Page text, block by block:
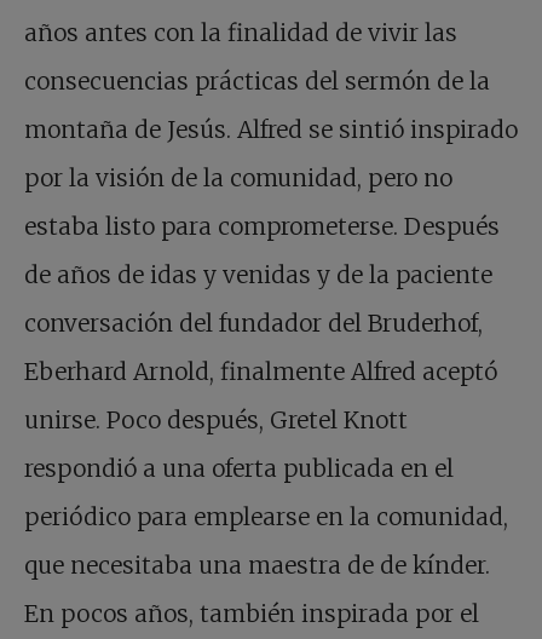
años antes con la finalidad de vivir las
consecuencias prácticas del sermón de la
montaña de Jesús. Alfred se sintió inspirado
por la visión de la comunidad, pero no
estaba listo para comprometerse. Después
de años de idas y venidas y de la paciente
conversación del fundador del Bruderhof,
Eberhard Arnold, finalmente Alfred aceptó
unirse. Poco después, Gretel Knott
respondió a una oferta publicada en el
periódico para emplearse en la comunidad,
que necesitaba una maestra de de kínder.
En pocos años, también inspirada por el